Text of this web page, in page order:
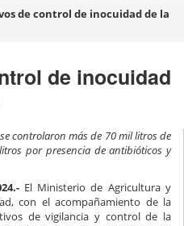
de control de inocuidad de la
de inocuidad
controlaron más de 70 mil litros de
por presencia de antibióticos y
El Ministerio de Agricultura y
con el acompañamiento de la
de vigilancia y control de la